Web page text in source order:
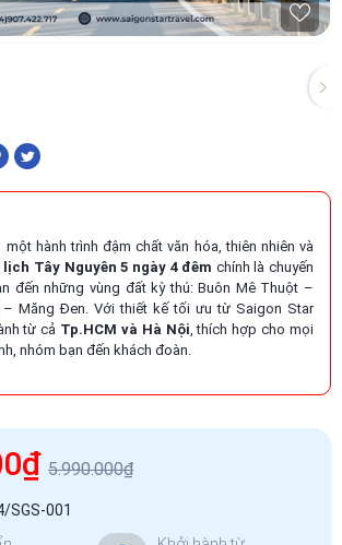
hành trình đậm chất văn hóa, thiên nhiên và
Tây Nguyên 5 ngày 4 đêm chính là chuyến
đến những vùng đất kỳ thú: Buôn Mê Thuột –
– Măng Đen. Với thiết kế tối ưu từ Saigon Star
từ cả Tp.HCM và Hà Nội , thích hợp cho mọi
nhóm bạn đến khách đoàn.
5.990.000₫
SGS-001